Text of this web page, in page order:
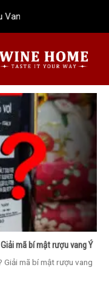
Vang Wine Home
mã bí mật rượu vang Ý
Giải mã bí mật rượu vang